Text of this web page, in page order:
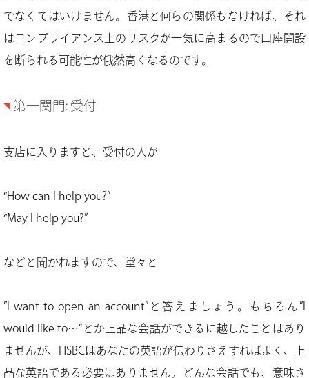
でなくてはいけません。香港と何らの関係もなければ、それ
はコンプライアンス上のリスクが一気に高まるので口座開設
を断られる可能性が俄然高くなるのです。
第一関門: 受付
支店に入りますと、受付の人が
“How can I help you?”
“May I help you?”
などと聞かれますので、堂々と
”I want to open an account”と答えましょう。もちろん”I
would like to…”とか上品な会話ができるに越したことはあり
ませんが、HSBCはあなたの英語が伝わりさえすればよく、上
品な英語である必要はありません。どんな会話でも、意味さ